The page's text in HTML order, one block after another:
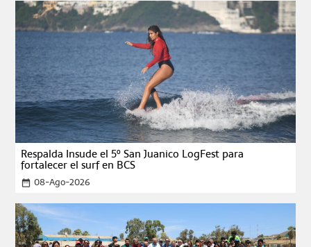
Respalda Insude el 5º San Juanico LogFest para
fortalecer el surf en BCS
date_range 08-Ago-2026